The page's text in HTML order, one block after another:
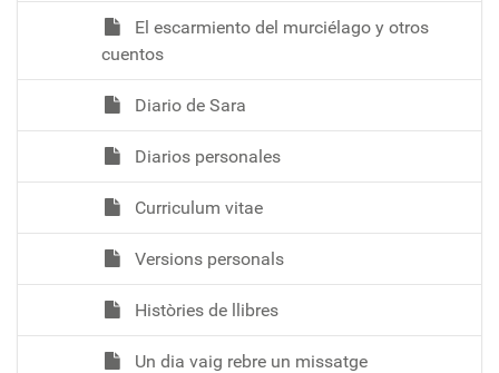
El escarmiento del murciélago y otros
cuentos
Diario de Sara
Diarios personales
Curriculum vitae
Versions personals
Històries de llibres
Un dia vaig rebre un missatge